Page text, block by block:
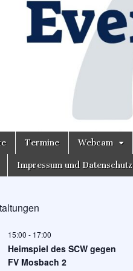
Termine Webcam
Impressum und Datenschutz
15:00 - 17:00
Heimspiel des SCW gegen
FV Mosbach 2